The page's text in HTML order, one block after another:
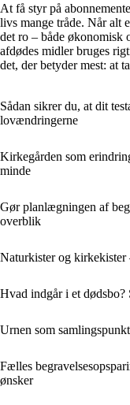
At få styr på
livs mange tråde. Når alt
det ro – både økonomisk
afdødes midler bruges
det, der betyder mest: at
Sådan sikrer du, at dit
lovændringerne
Kirkegården som
minde
Gør planlægningen af
overblik
Naturkister og
Hvad indgår i et dødsbo?
Urnen som
Fælles
ønsker